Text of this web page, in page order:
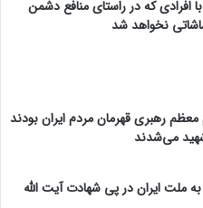
افرادی که در راستای منافع دشمن
نخواهد شد
معظم رهبری قهرمان مردم ایران بودند
شهید می‌شدند
ملت ایران در پی شهادت آیت الله